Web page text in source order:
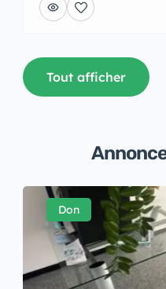
Tout afficher
Don